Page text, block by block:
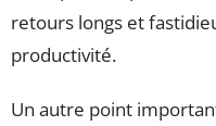
retours longs et
productivité.
Un autre point